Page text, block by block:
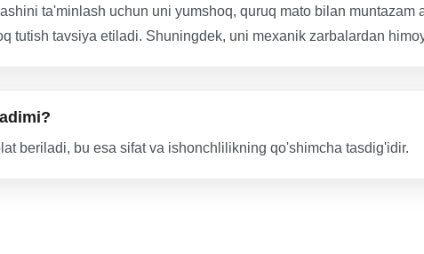
ta'minlash uchun uni yumshoq, quruq mato bilan
tutish tavsiya etiladi. Shuningdek, uni mexanik zarbalardan
beriladi, bu esa sifat va ishonchlilikning qo'shimcha tasdig'idir.